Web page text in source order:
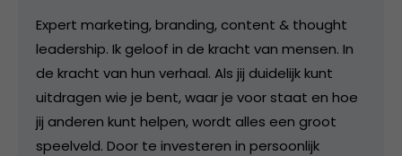
Expert marketing, branding, content & thought
leadership. Ik geloof in de kracht van mensen. In
de kracht van hun verhaal. Als jij duidelijk kunt
uitdragen wie je bent, waar je voor staat en hoe
jij anderen kunt helpen, wordt alles een groot
speelveld. Door te investeren in persoonlijk